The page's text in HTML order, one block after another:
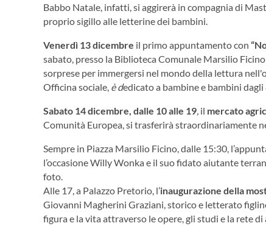
Babbo Natale, infatti, si aggirerà in compagnia di
proprio sigillo alle letterine dei bambini.
Venerdì 13 dicembre il primo appuntamento con
sabato, presso la Biblioteca Comunale Marsilio
sorprese per immergersi nel mondo della lettura
Officina sociale, è dedicato a bambine e bambini dagli
Sabato 14 dicembre, dalle 10 alle 19, il mercato
Comunità Europea, si trasferirà straordinariamente
Sempre in Piazza Marsilio Ficino, dalle 15:30,
l’occasione Willy Wonka e il suo fidato aiutante
foto.
Alle 17, a Palazzo Pretorio, l’inaugurazione della
Giovanni Magherini Graziani, storico e letterato
figura e la vita attraverso le opere, gli studi e la rete